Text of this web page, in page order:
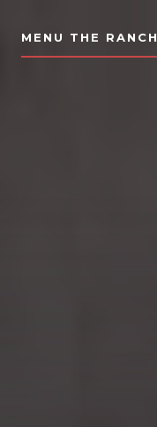
MENU THE RANCH